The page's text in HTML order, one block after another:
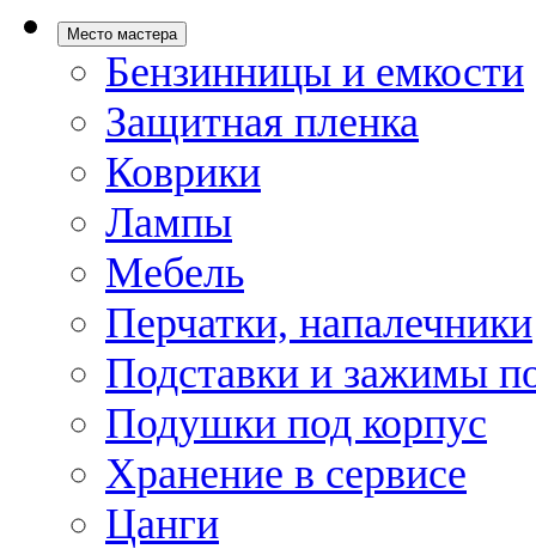
Место мастера
Бензинницы и емкости
Защитная пленка
Коврики
Лампы
Мебель
Перчатки, напалечники
Подставки и зажимы
Подушки под корпус
Хранение в сервисе
Цанги